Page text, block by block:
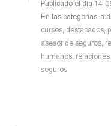
Publicado el día 14-
En las categorías: a
cursos, destacados,
asesor de seguros,
humanos,
seguros